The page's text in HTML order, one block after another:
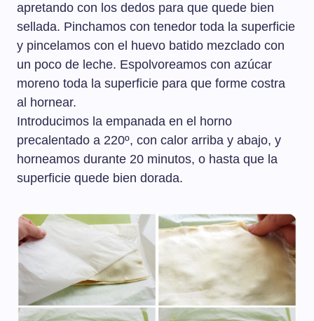
apretando con los dedos para que quede bien
sellada. Pinchamos con tenedor toda la superficie
y pincelamos con el huevo batido mezclado con
un poco de leche. Espolvoreamos con azúcar
moreno toda la superficie para que forme costra
al hornear.
Introducimos la empanada en el horno
precalentado a 220º, con calor arriba y abajo, y
horneamos durante 20 minutos, o hasta que la
superficie quede bien dorada.